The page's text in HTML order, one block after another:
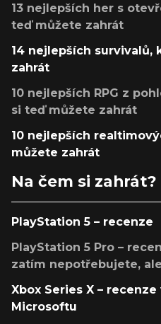
13 nejlepších her s
teď můžete zahrát
14 nejlepších survivalů,
zahrát
10 nejlepších RPG z
si teď můžete zahrát
10 nejlepších
můžete zahrát
Na čem si zahrát?
PlayStation 5 – recenze
PlayStation 5 Pro –
zatím nepotřebujete,
Xbox Series X –
Microsoftu